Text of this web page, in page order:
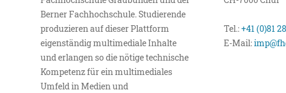
Berner Fachhochschule. Studierende
produzieren auf dieser Plattform
eigenständig multimediale Inhalte
und erlangen so die nötige technische
Kompetenz für ein multimediales
Umfeld in Medien und
Tel.:+41 (0)81
E-Mail: